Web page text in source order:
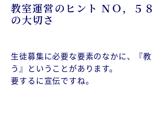
教室運営のヒント ＮＯ，５
の大切さ
生徒募集に必要な要素のなかに、『
う』ということがあります。
要するに宣伝ですね。